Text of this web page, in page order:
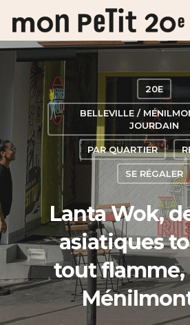
Hit enter to search or ESC to
20E
BELLEVILLE /
JOURDAIN
PAR QUARTIER
SE RÉGALER
Lanta Wok,
asiatiques
tout flamme,